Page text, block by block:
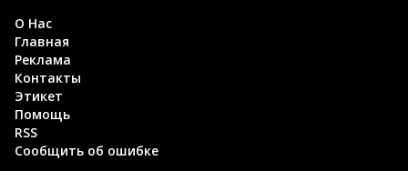
О Нас
Главная
Реклама
Контакты
Этикет
Помощь
RSS
Сообщить об ошибке